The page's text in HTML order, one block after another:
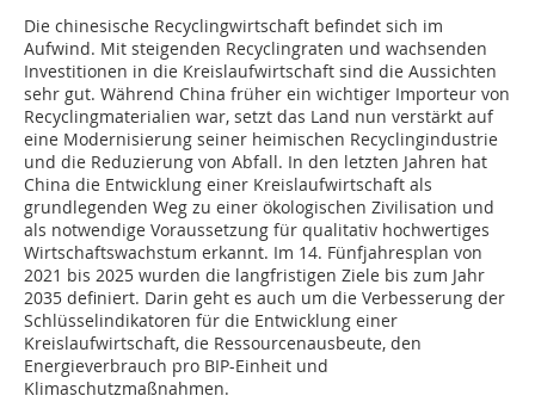
Die chinesische Recyclingwirtschaft befindet sich im
Aufwind. Mit steigenden Recyclingraten und wachsenden
Investitionen in die Kreislaufwirtschaft sind die Aussichten
sehr gut. Während China früher ein wichtiger Importeur von
Recyclingmaterialien war, setzt das Land nun verstärkt auf
eine Modernisierung seiner heimischen Recyclingindustrie
und die Reduzierung von Abfall. In den letzten Jahren hat
China die Entwicklung einer Kreislaufwirtschaft als
grundlegenden Weg zu einer ökologischen Zivilisation und
als notwendige Voraussetzung für qualitativ hochwertiges
Wirtschaftswachstum erkannt. Im 14. Fünfjahresplan von
2021 bis 2025 wurden die langfristigen Ziele bis zum Jahr
2035 definiert. Darin geht es auch um die Verbesserung der
Schlüsselindikatoren für die Entwicklung einer
Kreislaufwirtschaft, die Ressourcenausbeute, den
Energieverbrauch pro BIP-Einheit und
Klimaschutzmaßnahmen.